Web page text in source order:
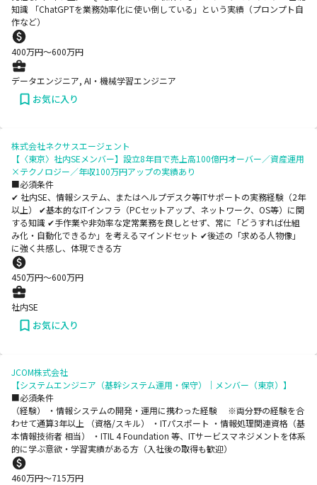
知識 「ChatGPTを業務効率化に使い倒している」という実績（プロンプト自
作など）
400万円〜600万円
データエンジニア, AI・機械学習エンジニア
お気に入り
株式会社ネクサスエージェント
【〈東京〉社内SEメンバー】設立8年目で売上高100億円オーバー／資産運用
×テクノロジー／年収100万円アップの実績あり
■必須条件
✔ 社内SE、情報システム、またはヘルプデスク等ITサポートの実務経験（2年
以上） ✔基本的なITインフラ（PCセットアップ、ネットワーク、OS等）に関
する知識 ✔手作業や非効率な定常業務を良しとせず、常に「どうすれば仕組
み化・自動化できるか」を考えるマインドセット ✔後述の「求める人物像」
に強く共感し、体現できる方
450万円〜600万円
社内SE
お気に入り
JCOM株式会社
【システムエンジニア（基幹システム運用・保守）｜メンバー（東京）】
■必須条件
（経験） ・情報システムの開発・運用に携わった経験 ※両分野の経験を合
わせて通算3年以上 （資格/スキル） ・ITパスポート ・情報処理関連資格（基
本情報技術者 相当） ・ITIL 4 Foundation 等、ITサービスマネジメントを体系
的に学ぶ意欲・学習実績がある方（入社後の取得も歓迎）
460万円〜715万円